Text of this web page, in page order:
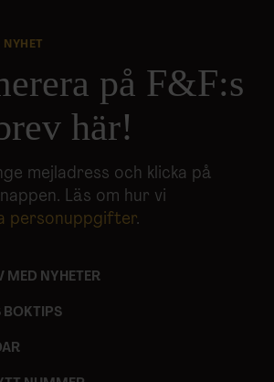
på F&F:s
här!
mejladress och klicka på
Läs om hur vi
personuppgifter.
MED NYHETER
BOKTIPS